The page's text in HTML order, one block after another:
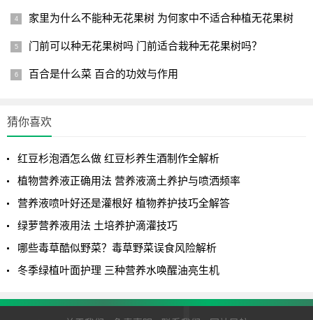
家里为什么不能种无花果树 为何家中不适合种植无花果树
门前可以种无花果树吗 门前适合栽种无花果树吗？
百合是什么菜 百合的功效与作用
猜你喜欢
红豆杉泡酒怎么做 红豆杉养生酒制作全解析
植物营养液正确用法 营养液滴土养护与喷洒频率
营养液喷叶好还是灌根好 植物养护技巧全解答
绿萝营养液用法 土培养护滴灌技巧
哪些毒草酷似野菜？毒草野菜误食风险解析
冬季绿植叶面护理 三种营养水唤醒油亮生机